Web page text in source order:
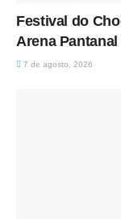
Festival do
Arena Pantanal
7 de agosto, 2026